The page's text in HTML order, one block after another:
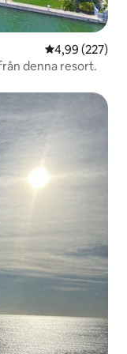
4,99 av 5 i
4,99 (227)
denna resort.